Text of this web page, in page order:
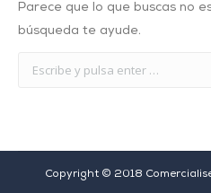
Parece que lo que buscas no
búsqueda te ayude.
Copyright © 2018